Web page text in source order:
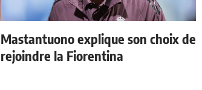
Mastantuono explique son choix de
rejoindre la Fiorentina